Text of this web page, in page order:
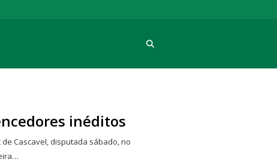
inéditos
Cascavel, disputada sábado, no